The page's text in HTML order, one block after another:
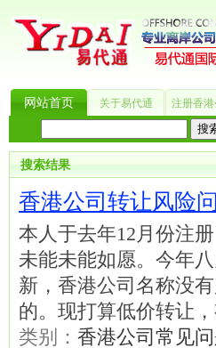
网站首页 关于易代通 注册香港
热门搜索：_? 美国公司 BVI公司
搜索结果
香港公司转让风险
本人于去年12月份注
未能未能如愿。今年
新，香港公司名称没
的。现打算低价转让
类别： 香港公司常见